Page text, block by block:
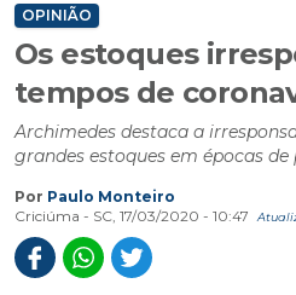
OPINIÃO
Os estoques
tempos de
Archimedes destaca a
grandes estoques em épocas
Por Paulo Monteiro
Criciúma - SC, 17/03/2020 - 10:47